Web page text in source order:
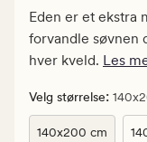
kr.
Vanlig
pris
099,90
kr
Eden er et ekstra
forvandle søvnen
hver kveld. Les
Velg størrelse:
140x200 cm